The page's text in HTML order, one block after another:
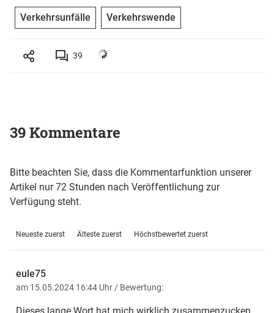
Verkehrsunfälle Verkehrswende
39
39 Kommentare
Bitte beachten Sie, dass die Kommentarfunktion unserer
Artikel nur 72 Stunden nach Veröffentlichung zur
Verfügung steht.
Neueste zuerst Älteste zuerst Höchstbewertet zuerst
eule75
am 15.05.2024 16:44 Uhr/ Bewertung: